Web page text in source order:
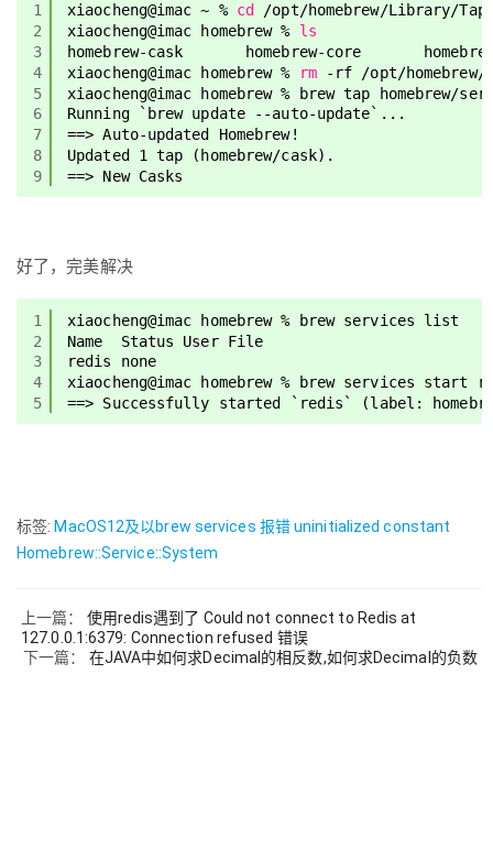
1
2
3
4
5
6
7
8
9
xiaocheng@imac ~ % cd
/opt/homebrew/Library/
xiaocheng@imac homebrew % ls
homebrew-cask       homebrew-core
xiaocheng@imac homebrew %
rm -rf
/opt/homebrew/
xiaocheng@imac homebrew % brew tap homebrew/
Running `brew update --auto-update`...
==> Auto-updated Homebrew!
Updated 1 tap (homebrew/cask).
==> New Casks
好了，完美解决
1
2
3
4
5
xiaocheng@imac homebrew %
Name  Status User File
redis none
xiaocheng@imac homebrew % brew
==> Successfully started `redis` (label:
标签: MacOS12及以brew services 报错 uninitialized constant
Homebrew::Service::System
上一篇： 使用redis遇到了 Could not connect to Redis at
127.0.0.1:6379: Connection refused 错误
下一篇： 在JAVA中如何求Decimal的相反数,如何求Decimal的负数